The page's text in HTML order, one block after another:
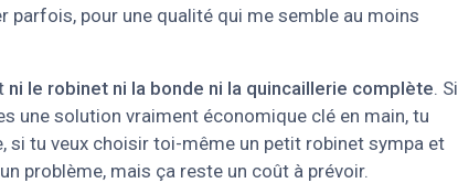
parfois, pour une qualité qui me semble au moins
ni le robinet ni la bonde ni la quincaillerie complète. Si
une solution vraiment économique clé en main, tu
si tu veux choisir toi-même un petit robinet sympa et
problème, mais ça reste un coût à prévoir.